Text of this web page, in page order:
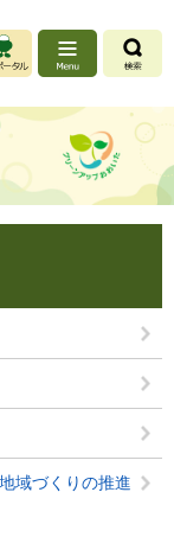
域づくりの推進